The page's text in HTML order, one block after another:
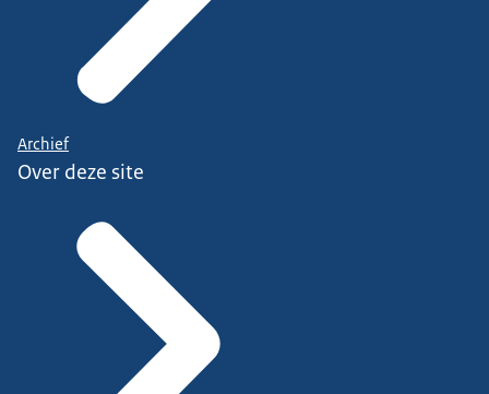
Archief
Over deze site